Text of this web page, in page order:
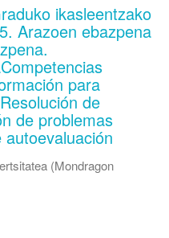
ikasleentzako
Arazoen ebazpena
para
de
de problemas
(Mondragon